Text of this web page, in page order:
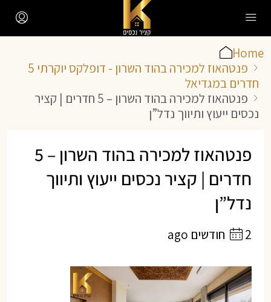
Home
פנטהאוז למכירה בהוד השרון - דופלקס יוקרתי 5
חדרים במגדיאל
פנטהאוז למכירה בהוד השרון – 5 חדרים | קציר
נכסים ייעוץ ותיווך נדל”ן
פנטהאוז למכירה בהוד השרון – 5
חדרים | קציר נכסים ייעוץ ותיווך
נדל”ן
2 חודשים ago